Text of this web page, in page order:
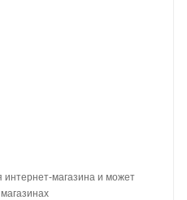
интернет-магазина и может